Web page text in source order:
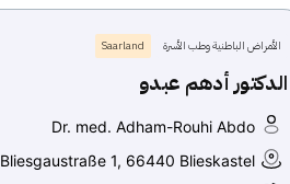
الأمراض الباطنية وطب الأسرة Saarland
الدكتور أدهم عبدو
Dr. med. Adham-Rouhi Abdo
Bliesgaustraße 1, 66440 Blieskastel